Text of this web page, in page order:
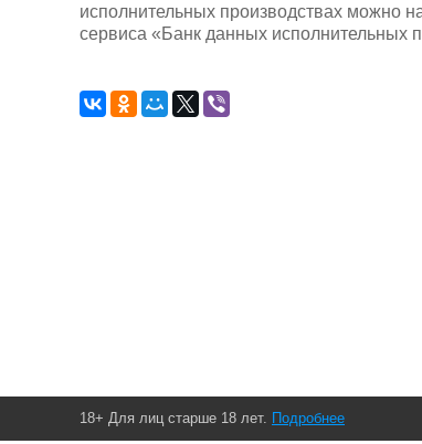
исполнительных производствах можно
сервиса «Банк данных исполнительных
18+ Для лиц старше 18 лет. Подробнее